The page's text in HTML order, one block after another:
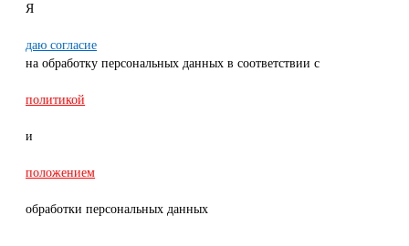
Я
даю согласие
на обработку персональных данных в соответствии с
политикой
и
положением
обработки персональных данных